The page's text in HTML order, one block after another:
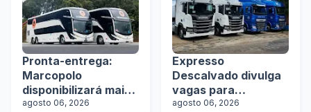
Pronta-entrega:
Marcopolo
disponibilizará mais
de 100 ônibus para
agosto 06, 2026
Expresso
Descalvado divulga
vagas para
motoristas
agosto 06, 2026